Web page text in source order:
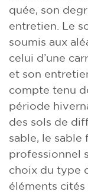
quée, son
entretien. Le
soumis aux
celui d’une
et son
compte tenu
période
des sols de
sable, le sable
professionnel
choix du type
éléments cités